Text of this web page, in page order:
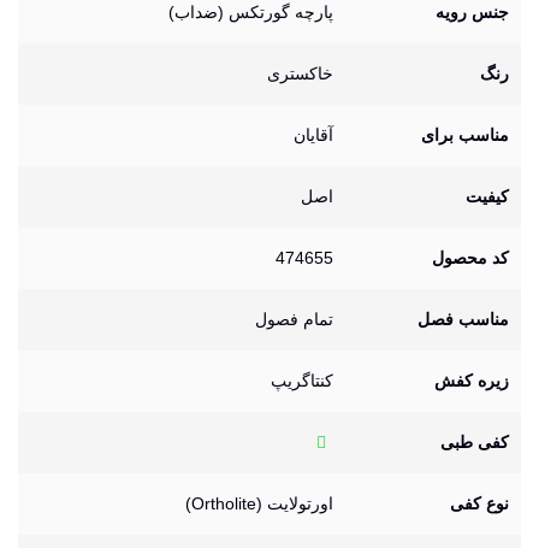
جنس رویه پارچه گورتکس (ضداب)
رنگ خاکستری
مناسب برای آقایان
کیفیت اصل
کد محصول 474655
مناسب فصل تمام فصول
زیره کفش کنتاگریپ
کفی طبی
نوع کفی اورتولایت (Ortholite)